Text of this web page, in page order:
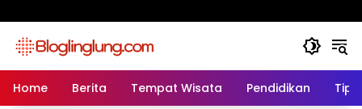
Home Berita Tempat Wisata Pendidikan